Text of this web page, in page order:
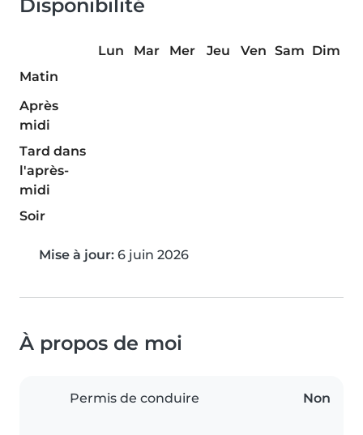
Disponibilité
Lun Mar Mer Jeu Ven Sam Dim
Matin
Après
midi
Tard dans
l'après-
midi
Soir
Mise à jour: 6 juin 2026
À propos de moi
Permis de conduire Non